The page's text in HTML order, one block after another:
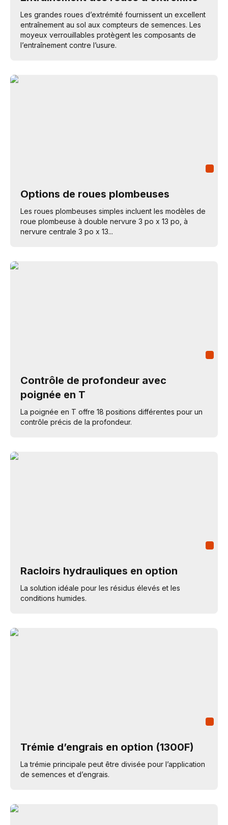
Les grandes roues d’extrémité fournissent un excellent
entraînement au sol aux compteurs de semences. Les
moyeux verrouillables protègent les composants de
l’entraînement contre l’usure.
Options de roues plombeuses
Les roues plombeuses simples incluent les modèles de
roue plombeuse à double nervure 3 po x 13 po, à
nervure centrale 3 po x 13...
Contrôle de profondeur avec
poignée en T
La poignée en T offre 18 positions différentes pour un
contrôle précis de la profondeur.
Racloirs hydrauliques en option
La solution idéale pour les résidus élevés et les
conditions humides.
Trémie d’engrais en option (1300F)
La trémie principale peut être divisée pour l’application
de semences et d’engrais.